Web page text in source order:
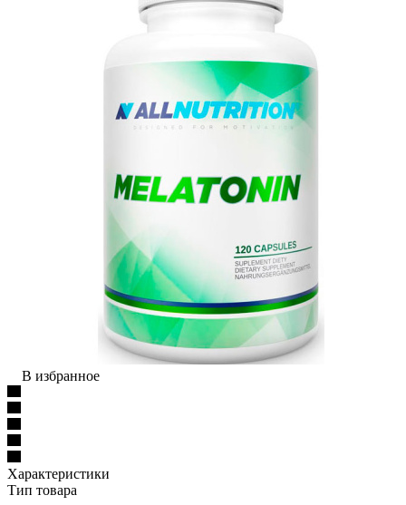
В избранное
Характеристики
Тип товара